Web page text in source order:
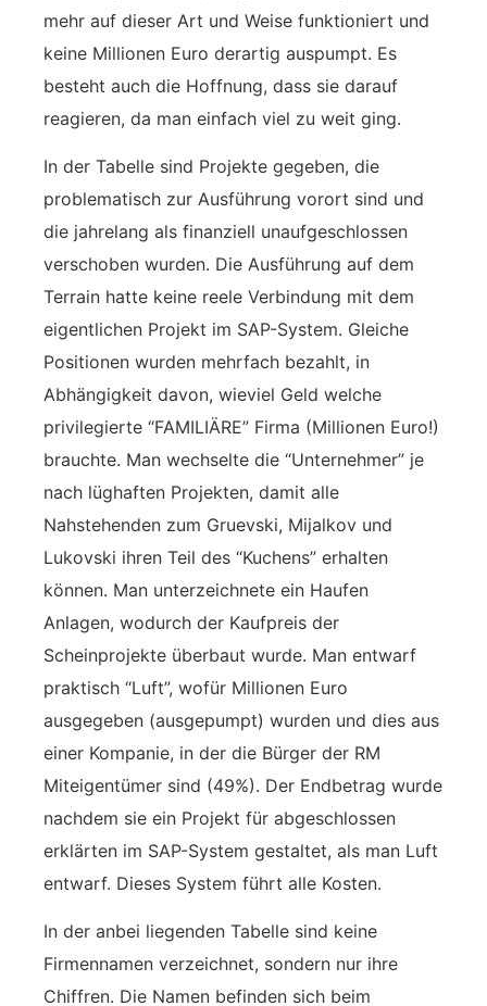
mehr auf dieser Art und Weise funktioniert und
keine Millionen Euro derartig auspumpt. Es
besteht auch die Hoffnung, dass sie darauf
reagieren, da man einfach viel zu weit ging.
In der Tabelle sind Projekte gegeben, die
problematisch zur Ausführung vorort sind und
die jahrelang als finanziell unaufgeschlossen
verschoben wurden. Die Ausführung auf dem
Terrain hatte keine reele Verbindung mit dem
eigentlichen Projekt im SAP-System. Gleiche
Positionen wurden mehrfach bezahlt, in
Abhängigkeit davon, wieviel Geld welche
privilegierte “FAMILIÄRE” Firma (Millionen Euro!)
brauchte. Man wechselte die “Unternehmer” je
nach lüghaften Projekten, damit alle
Nahstehenden zum Gruevski, Mijalkov und
Lukovski ihren Teil des “Kuchens” erhalten
können. Man unterzeichnete ein Haufen
Anlagen, wodurch der Kaufpreis der
Scheinprojekte überbaut wurde. Man entwarf
praktisch “Luft”, wofür Millionen Euro
ausgegeben (ausgepumpt) wurden und dies aus
einer Kompanie, in der die Bürger der RM
Miteigentümer sind (49%). Der Endbetrag wurde
nachdem sie ein Projekt für abgeschlossen
erklärten im SAP-System gestaltet, als man Luft
entwarf. Dieses System führt alle Kosten.
In der anbei liegenden Tabelle sind keine
Firmennamen verzeichnet, sondern nur ihre
Chiffren. Die Namen befinden sich beim